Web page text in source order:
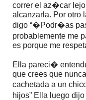
correr el az�car
alcanzarla. Por otro
digo “�Podr�as
probablemente me
es porque me
Ella pareci�
que crees que
cachetada a un
hijos” Ella luego